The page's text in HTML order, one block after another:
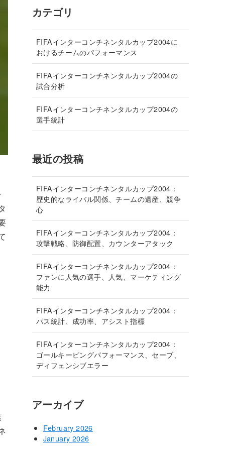
カテゴリ
FIFAインターコンチネンタルカップ2004に
おけるチームのパフォーマンス
FIFAインターコンチネンタルカップ2004の
試合分析
FIFAインターコンチネンタルカップ2004の
選手統計
最近の投稿
FIFAインターコンチネンタルカップ2004：
歴史的なライバル関係、チームの遺産、競争
心
FIFAインターコンチネンタルカップ2004：
攻撃戦略、防御配置、カウンターアタック
FIFAインターコンチネンタルカップ2004：
ファンに人気の選手、人気、マーケティング
能力
FIFAインターコンチネンタルカップ2004：
パス統計、成功率、アシスト指標
FIFAインターコンチネンタルカップ2004：
ゴールキーピングパフォーマンス、セーブ、
ディフェンシブエラー
アーカイブ
February 2026
January 2026